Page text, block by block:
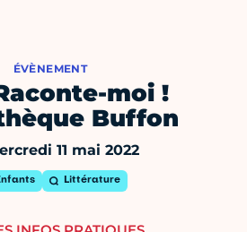
ÉVÈNEMENT
moi !
Buffon
11 mai 2022
Littérature